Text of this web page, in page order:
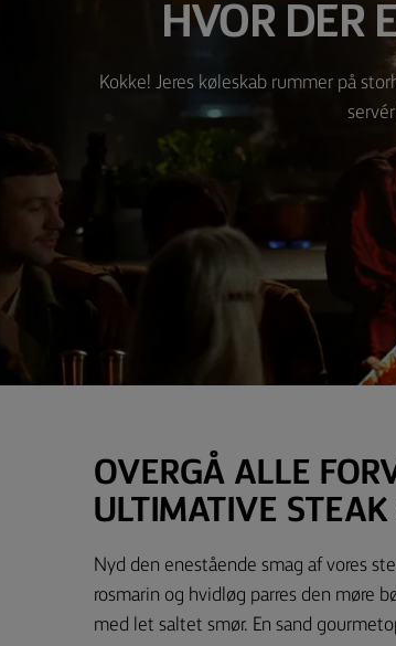
HVOR DER
Kokke! Jeres køleskab rummer på
OVERGÅ ALLE
ULTIMATIVE
Nyd den enestående smag af vores
rosmarin og hvidløg parres den møre
med let saltet smør. En sand